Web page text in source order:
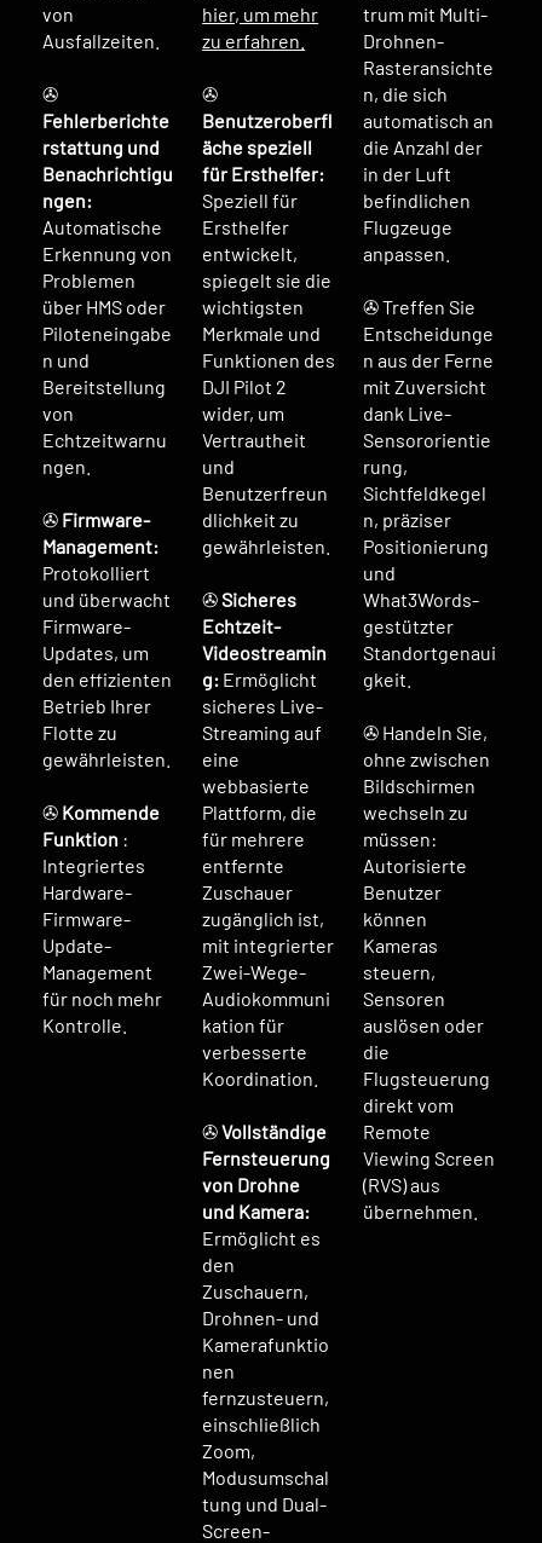
von
Ausfallzeiten.
✇
Fehlerberichte
rstattung und
Benachrichtigu
ngen:
Automatische
Erkennung von
Problemen
über HMS oder
Piloteneingabe
n und
Bereitstellung
von
Echtzeitwarnu
ngen.
✇ Firmware-
Management:
Protokolliert
und überwacht
Firmware-
Updates, um
den effizienten
Betrieb Ihrer
Flotte zu
gewährleisten.
✇ Kommende
Funktion :
Integriertes
Hardware-
Firmware-
Update-
Management
für noch mehr
Kontrolle.
hier, um mehr
zu erfahren.
✇
Benutzeroberfl
äche speziell
für Ersthelfer:
Speziell für
Ersthelfer
entwickelt,
spiegelt sie die
wichtigsten
Merkmale und
Funktionen des
DJI Pilot 2
wider, um
Vertrautheit
und
Benutzerfreun
dlichkeit zu
gewährleisten.
✇Sicheres
Echtzeit-
Videostreamin
g: Ermöglicht
sicheres Live-
Streaming auf
eine
webbasierte
Plattform, die
für mehrere
entfernte
Zuschauer
zugänglich ist,
mit integrierter
Zwei-Wege-
Audiokommuni
kation für
verbesserte
Koordination.
✇Vollständige
Fernsteuerung
von Drohne
und Kamera:
Ermöglicht es
den
Zuschauern,
Drohnen- und
Kamerafunktio
nen
fernzusteuern,
einschließlich
Zoom,
Modusumschal
tung und Dual-
Screen-
trum mit Multi-
Drohnen-
Rasteransichte
n, die sich
automatisch an
die Anzahl der
in der Luft
befindlichen
Flugzeuge
anpassen.
✇ Treffen Sie
Entscheidunge
n aus der Ferne
mit Zuversicht
dank Live-
Sensororientie
rung,
Sichtfeldkegel
n, präziser
Positionierung
und
What3Words-
gestützter
Standortgenaui
gkeit.
✇ Handeln Sie,
ohne zwischen
Bildschirmen
wechseln zu
müssen:
Autorisierte
Benutzer
können
Kameras
steuern,
Sensoren
auslösen oder
die
Flugsteuerung
direkt vom
Remote
Viewing Screen
(RVS) aus
übernehmen.